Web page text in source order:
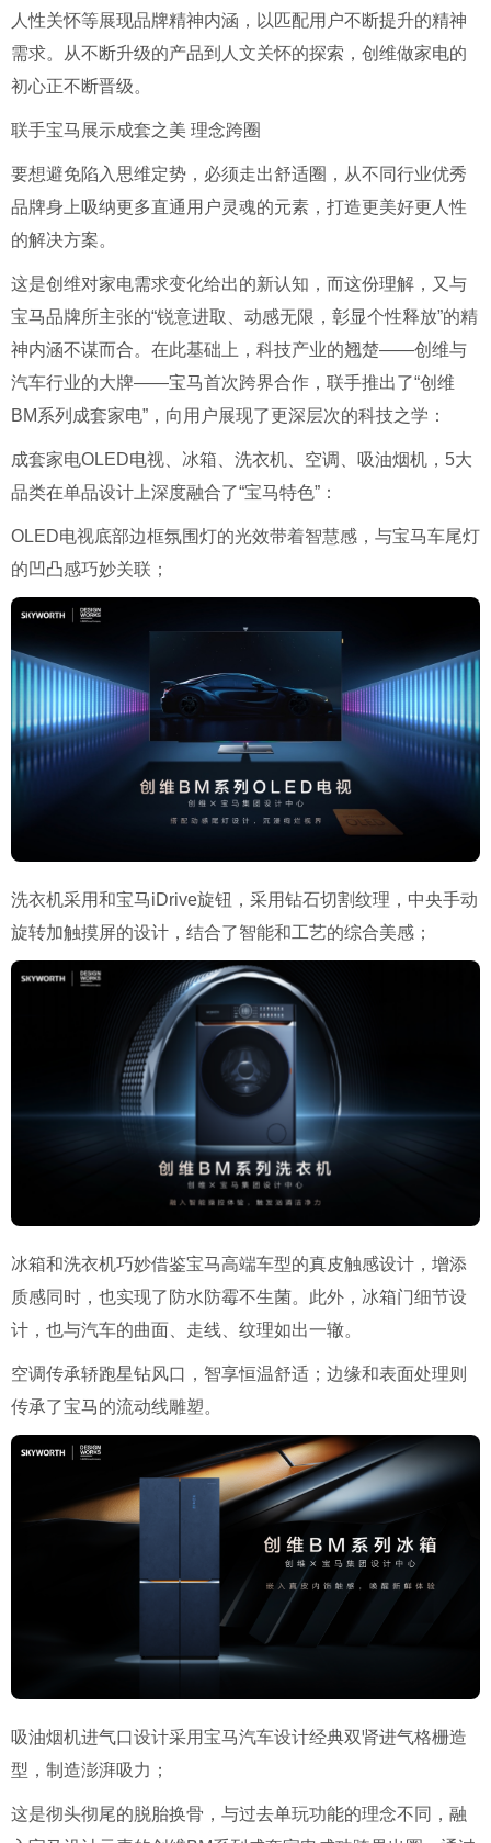
人性关怀等展现品牌精神内涵，以匹配用户不断提升的精神
需求。从不断升级的产品到人文关怀的探索，创维做家电的
初心正不断晋级。
联手宝马展示成套之美 理念跨圈
要想避免陷入思维定势，必须走出舒适圈，从不同行业优秀
品牌身上吸纳更多直通用户灵魂的元素，打造更美好更人性
的解决方案。
这是创维对家电需求变化给出的新认知，而这份理解，又与
宝马品牌所主张的“锐意进取、动感无限，彰显个性释放”的精
神内涵不谋而合。在此基础上，科技产业的翘楚——创维与
汽车行业的大牌——宝马首次跨界合作，联手推出了“创维
BM系列成套家电”，向用户展现了更深层次的科技之学：
成套家电OLED电视、冰箱、洗衣机、空调、吸油烟机，5大
品类在单品设计上深度融合了“宝马特色”：
OLED电视底部边框氛围灯的光效带着智慧感，与宝马车尾灯
的凹凸感巧妙关联；
洗衣机采用和宝马iDrive旋钮，采用钻石切割纹理，中央手动
旋转加触摸屏的设计，结合了智能和工艺的综合美感；
冰箱和洗衣机巧妙借鉴宝马高端车型的真皮触感设计，增添
质感同时，也实现了防水防霉不生菌。此外，冰箱门细节设
计，也与汽车的曲面、走线、纹理如出一辙。
空调传承轿跑星钻风口，智享恒温舒适；边缘和表面处理则
传承了宝马的流动线雕塑。
吸油烟机进气口设计采用宝马汽车设计经典双肾进气格栅造
型，制造澎湃吸力；
这是彻头彻尾的脱胎换骨，与过去单玩功能的理念不同，融